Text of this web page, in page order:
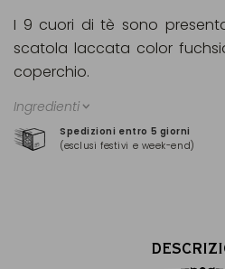
Spedizioni entro 5 giorni
(esclusi festivi e week-end)
I 9 cuori di tè sono
scatola laccata color
coperchio.
Ingredienti